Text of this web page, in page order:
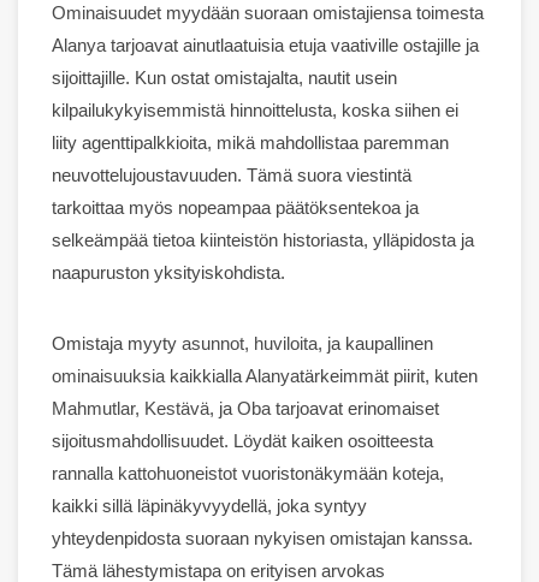
Ominaisuudet myydään suoraan omistajiensa toimesta
Alanya tarjoavat ainutlaatuisia etuja vaativille ostajille ja
sijoittajille. Kun ostat omistajalta, nautit usein
kilpailukykyisemmistä hinnoittelusta, koska siihen ei
liity agenttipalkkioita, mikä mahdollistaa paremman
neuvottelujoustavuuden. Tämä suora viestintä
tarkoittaa myös nopeampaa päätöksentekoa ja
selkeämpää tietoa kiinteistön historiasta, ylläpidosta ja
naapuruston yksityiskohdista.
Omistaja myyty asunnot, huviloita, ja kaupallinen
ominaisuuksia kaikkiallaAlanyatärkeimmät piirit, kuten
Mahmutlar, Kestävä, ja Oba tarjoavat erinomaiset
sijoitusmahdollisuudet. Löydät kaiken osoitteesta
rannalla kattohuoneistot vuoristonäkymään koteja,
kaikki sillä läpinäkyvyydellä, joka syntyy
yhteydenpidosta suoraan nykyisen omistajan kanssa.
Tämä lähestymistapa on erityisen arvokas